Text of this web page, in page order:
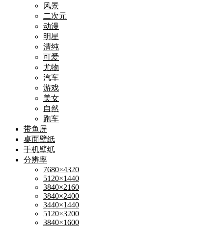
风景
二次元
动漫
明星
清纯
可爱
尤物
汽车
游戏
美女
自然
跑车
带鱼屏
桌面壁纸
手机壁纸
分辨率
7680×4320
5120×1440
3840×2160
3840×2400
3440×1440
5120×3200
3840×1600